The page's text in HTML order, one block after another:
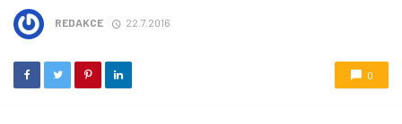
REDAKCE 22.7.2016
0